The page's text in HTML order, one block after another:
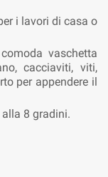
i lavori di casa o
vaschetta
cacciaviti, viti,
per appendere il
8 gradini.